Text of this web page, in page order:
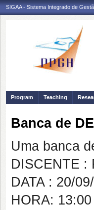
SIGAA - Sistema Integrado de
Program Teaching
Banca de
Uma banca
DISCENTE :
DATA : 20/
HORA: 13:00